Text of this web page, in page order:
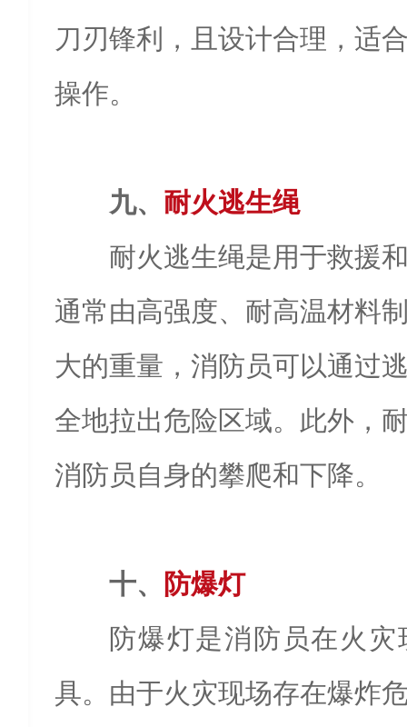
刀刃锋利，且设计合理，适
操作。
九、 耐火逃生绳
耐火逃生绳是用于救援
通常由高强度、耐高温材料
大的重量，消防员可以通过
全地拉出危险区域。此外，
消防员自身的攀爬和下降。
十、
防爆灯
防爆灯是消防员在火
具。由于火灾现场存在爆炸